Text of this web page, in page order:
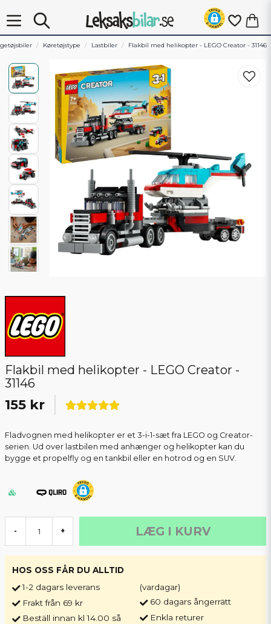
Køretøjstype Lastbiler Flakbil med helikopter - LEGO Creator - 31146
Flakbil med helikopter - LEGO Creator -
31146
155 kr
Fladvognen med helikopter er et 3-i-1-sæt fra LEGO og Creator-
serien. Ud over lastbilen med anhænger og helikopter kan du
bygge et propelfly og en tankbil eller en hotrod og en SUV.
- + LÆG I KURV
HOS OSS FÅR DU ALLTID
1-2 dagars leverans
Frakt från 69 kr
Beställ innan kl 14.00 så
(vardagar)
60 dagars ångerrätt
Enkla returer